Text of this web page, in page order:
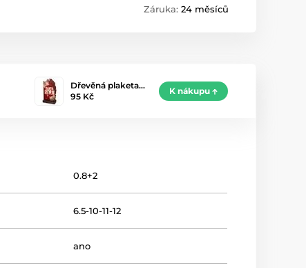
Záruka: 24 měsíců
Dřevěná plaketa…
95 Kč
K nákupu
0.8+2
6.5-10-11-12
ano